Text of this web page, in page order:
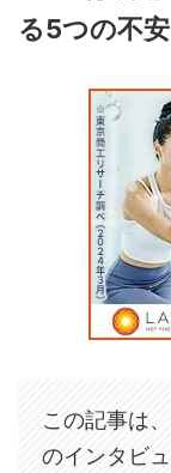
る5つの不
この記事は
のインタビ